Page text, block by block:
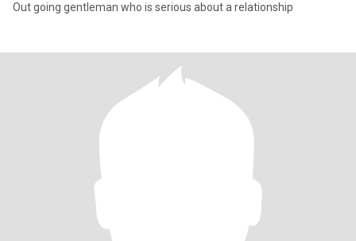
Out going gentleman who is serious about a relationship